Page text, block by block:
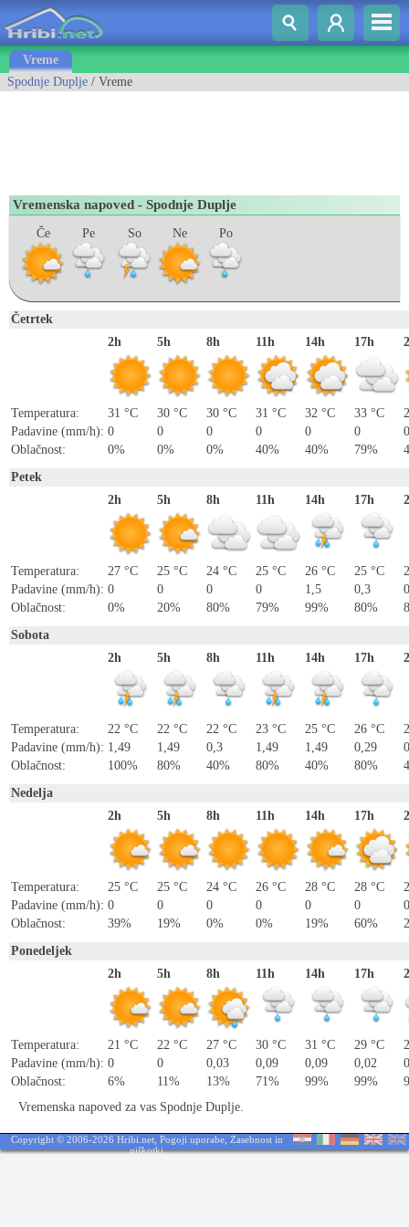
Vreme
Spodnje Duplje / Vreme
Vremenska napoved - Spodnje Duplje
Če Pe So Ne Po
Četrtek
2h
Temperatura:
31 °C
Padavine (mm/h): 0
Oblačnost:
0%
5h
30 °C
0
0%
8h
30 °C
0
0%
11h
31 °C
0
40%
14h
32 °C
0
40%
17h
33 °C
0
79%
0
Petek
2h
Temperatura:
27 °C
Padavine (mm/h): 0
Oblačnost:
0%
5h
25 °C
0
20%
8h
24 °C
0
80%
11h
25 °C
0
79%
14h
26 °C
1,5
99%
17h
25 °C
0,3
80%
Sobota
2h
Temperatura:
22 °C
Padavine (mm/h): 1,49
Oblačnost:
100%
5h
22 °C
1,49
80%
8h
22 °C
0,3
40%
11h
23 °C
1,49
80%
14h
25 °C
1,49
40%
17h
26 °C
0,29
80%
Nedelja
2h
Temperatura:
25 °C
Padavine (mm/h): 0
Oblačnost:
39%
5h
25 °C
0
19%
8h
24 °C
0
0%
11h
26 °C
0
0%
14h
28 °C
0
19%
17h
28 °C
0
60%
0
Ponedeljek
2h
Temperatura:
21 °C
Padavine (mm/h): 0
Oblačnost:
6%
5h
22 °C
0
11%
8h
27 °C
0,03
13%
11h
30 °C
0,09
71%
14h
31 °C
0,09
99%
17h
29 °C
0,02
99%
0
Vremenska napoved za vas Spodnje Duplje.
Copyright © 2006-2026 Hribi.net, Pogoji uporabe, Zasebnost in
piškotki